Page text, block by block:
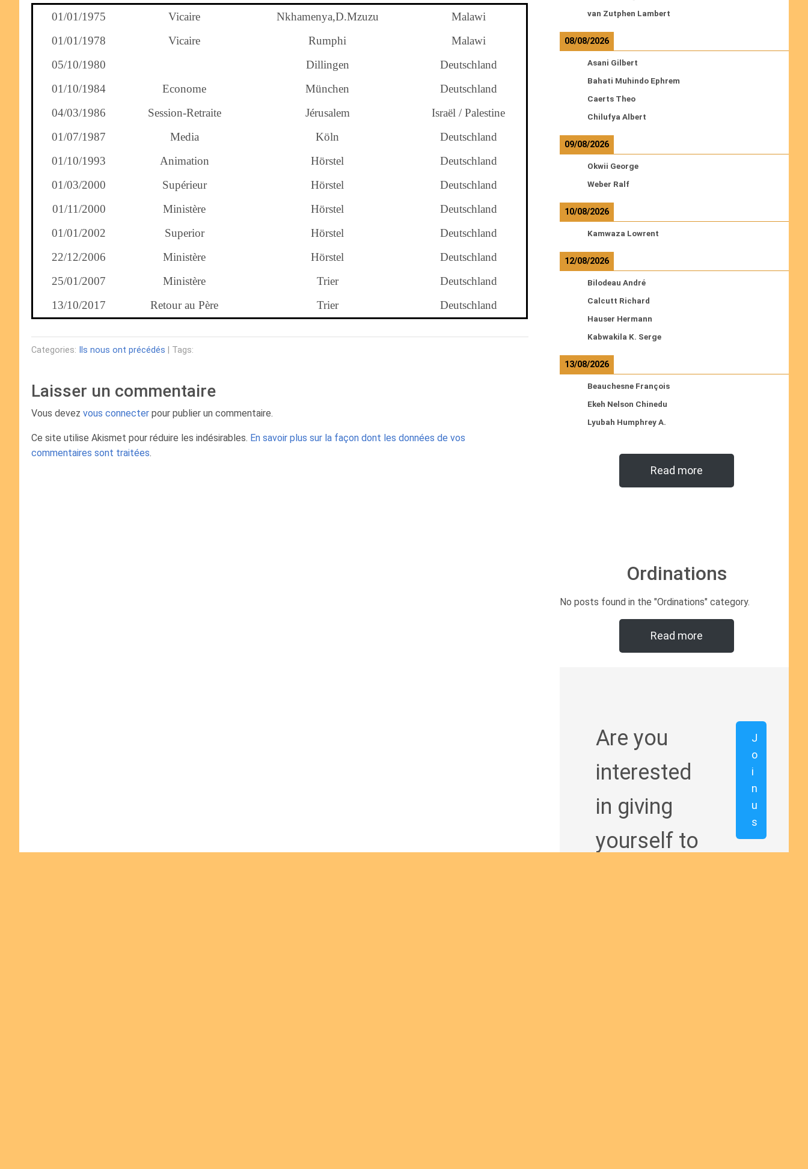
01/01/1975 Vicaire Nkhamenya,D.Mzuzu
Malawi
01/01/1978
Vicaire Rumphi
Malawi
05/10/1980
Dillingen
Deutschland
01/10/1984
Econome München
Deutschland
04/03/1986
Session-Retraite Jérusalem
Israël / Palestine
01/07/1987
Media Köln
Deutschland
01/10/1993
Animation Hörstel
Deutschland
01/03/2000
Supérieur Hörstel
Deutschland
01/11/2000
Ministère Hörstel
Deutschland
01/01/2002
Superior Hörstel
Deutschland
22/12/2006
Ministère Hörstel
Deutschland
25/01/2007
Ministère Trier
Deutschland
13/10/2017
Retour au Père Trier Deutschland
Categories: Ils nous ont précédés | Tags:
Laisser un commentaire
Vous devez vous connecter pour publier un commentaire.
Ce site utilise Akismet pour réduire les indésirables. En savoir plus sur la façon dont les données de vos
commentaires sont traitées.
van Zutphen Lambert
08/08/2026
Asani Gilbert
Bahati Muhindo Ephrem
Caerts Theo
Chilufya Albert
09/08/2026
Okwii George
Weber Ralf
10/08/2026
Kamwaza Lowrent
12/08/2026
Bilodeau André
Calcutt Richard
Hauser Hermann
Kabwakila K. Serge
13/08/2026
Beauchesne François
Ekeh Nelson Chinedu
Lyubah Humphrey A.
Read more
Ordinations
No posts found in the "Ordinations" category.
Read more
Are you
interested
in giving
yourself to
J
o
i
n
u
s